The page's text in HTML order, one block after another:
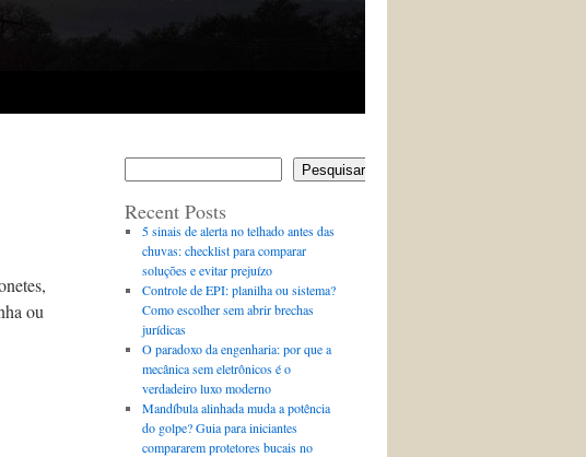
ou
Pesquisar
Recent Posts
5 sinais de alerta no telhado antes das
chuvas: checklist para comparar
soluções e evitar prejuízo
Controle de EPI: planilha ou sistema?
Como escolher sem abrir brechas
jurídicas
O paradoxo da engenharia: por que a
mecânica sem eletrônicos é o
verdadeiro luxo moderno
Mandíbula alinhada muda a potência
do golpe? Guia para iniciantes
compararem protetores bucais no